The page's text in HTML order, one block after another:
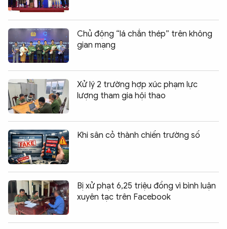
Chủ động “lá chắn thép” trên không
gian mạng
Xử lý 2 trường hợp xúc phạm lực
lượng tham gia hội thao
Khi sân cỏ thành chiến trường số
Bị xử phạt 6,25 triệu đồng vì bình luận
xuyên tạc trên Facebook